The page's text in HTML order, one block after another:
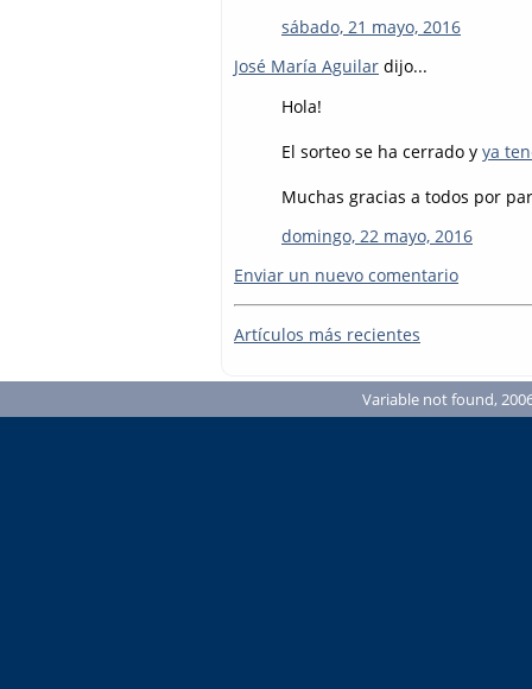
sábado, 21 mayo, 2016
José María Aguilar dijo...
Hola!
El sorteo se ha cerrado y ya
Muchas gracias a todos por
domingo, 22 mayo, 2016
Enviar un nuevo comentario
Artículos más recientes
Variable not found,